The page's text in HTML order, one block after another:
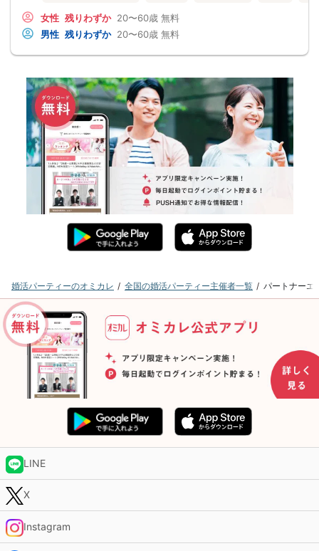
女性 残りわずか 20〜60歳 無料
男性 残りわずか 20〜60歳 無料
婚活パーティーのオミカレ 全国の婚活パーティー主催者一覧 パートナーエ
LINE
X
Instagram